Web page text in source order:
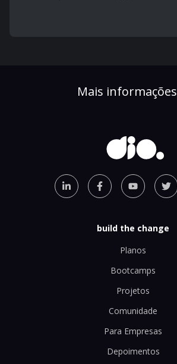
Mais informações
build the change
Planos
Bootcamps
Projetos
Comunidade
Para Empresas
Depoimentos